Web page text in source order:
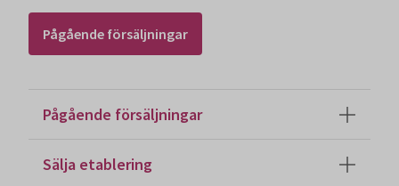
Pågående försäljningar
Pågående försäljningar
Sälja etablering